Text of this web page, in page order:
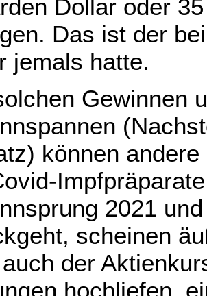
Dollar oder
Das ist der
jemals hatte.
Gewinnen
können
2021
scheinen
der
hochliefen,